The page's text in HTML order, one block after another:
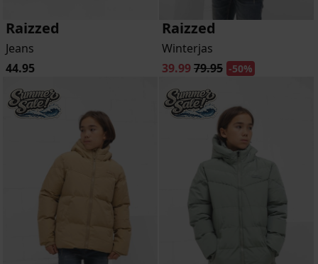
Raizzed
Jeans
44.95
Raizzed
Winterjas
39.9979.95 -50%